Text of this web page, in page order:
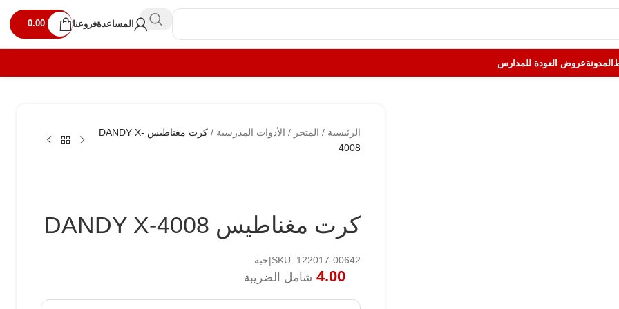
المساعدةفروعنا 0.00
المدونةعروض العودة للمدارس
الرئيسية / المتجر / الأدوات المدرسية /
كرت مغناطيس DANDY X-
4008
كرت مغناطيس DANDY X-4008
SKU: 122017-00642|حبة
4.00 شامل الضريبة